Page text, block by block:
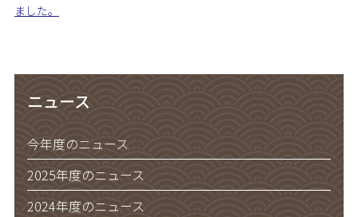
ました。
ニュース
今年度のニュース
2025年度のニュース
2024年度のニュース